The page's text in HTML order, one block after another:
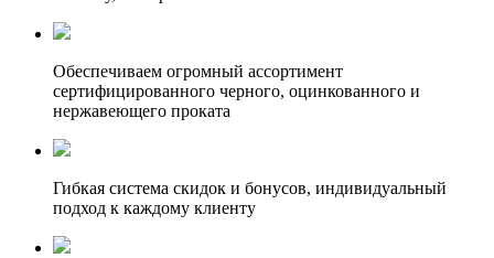
Обеспечиваем огромный ассортимент
сертифицированного черного, оцинкованного и
нержавеющего проката
Гибкая система скидок и бонусов, индивидуальный
подход к каждому клиенту